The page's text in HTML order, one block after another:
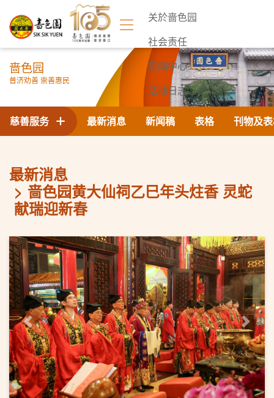
关於啬色园
社会责任
新闻中心
活动日志
联络我们
啬色园
普济劝善 崇善惠民
最新消息 新闻稿 表格 刊物及
慈善服务
最新消息
啬色园黄大仙祠乙巳年头炷香 灵蛇
献瑞迎新春
上一页 下一页